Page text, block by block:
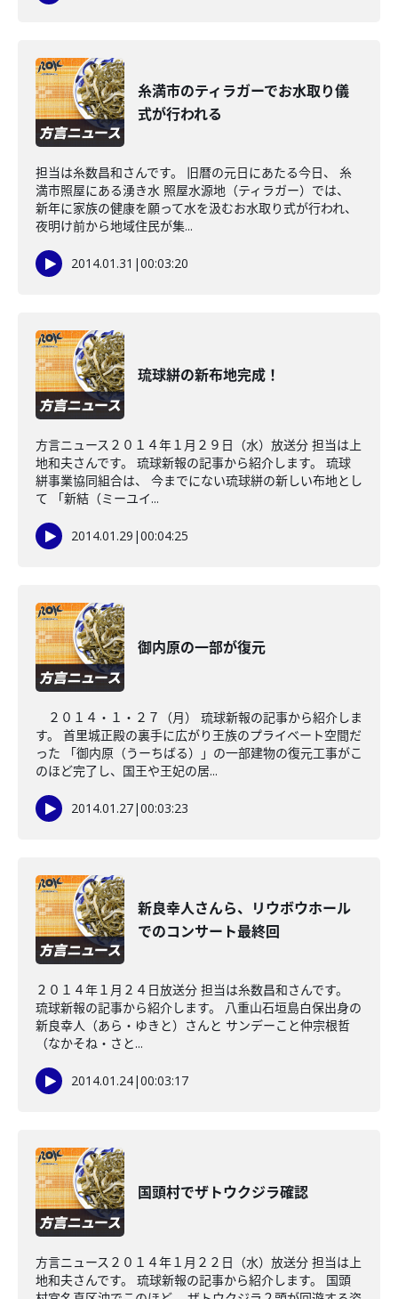
糸満市のティラガーでお水取り儀
式が行われる
担当は糸数昌和さんです。 旧暦の元日にあたる今日、 糸
満市照屋にある湧き水 照屋水源地（ティラガー）では、
新年に家族の健康を願って水を汲むお水取り式が行われ、
夜明け前から地域住民が集...
2014.01.31 |00:03:20
琉球絣の新布地完成！
方言ニュース２０１４年１月２９日（水）放送分 担当は上
地和夫さんです。 琉球新報の記事から紹介します。 琉球
絣事業協同組合は、 今までにない琉球絣の新しい布地とし
て 「新結（ミーユイ...
2014.01.29 |00:04:25
御内原の一部が復元
２０１４・１・２７（月） 琉球新報の記事から紹介しま
す。 首里城正殿の裏手に広がり王族のプライベート空間だ
った 「御内原（うーちばる）」の一部建物の復元工事がこ
のほど完了し、国王や王妃の居...
2014.01.27|00:03:23
新良幸人さんら、リウボウホール
でのコンサート最終回
２０１４年１月２４日放送分 担当は糸数昌和さんです。
琉球新報の記事から紹介します。 八重山石垣島白保出身の
新良幸人（あら・ゆきと）さんと サンデーこと仲宗根哲
（なかそね・さと...
2014.01.24|00:03:17
国頭村でザトウクジラ確認
方言ニュース２０１４年１月２２日（水）放送分 担当は上
地和夫さんです。 琉球新報の記事から紹介します。 国頭